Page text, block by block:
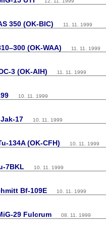
350 (OK-BIC) 11. 11. 1999
(OK-WAA) 11. 11. 1999
3 (OK-AIH) 11. 11. 1999
10. 11. 1999
17 10. 11. 1999
134A (OK-CFH) 10. 11. 1999
7BKL 10. 11. 1999
Bf-109E 10. 11. 1999
29 Fulcrum 08. 11. 1999